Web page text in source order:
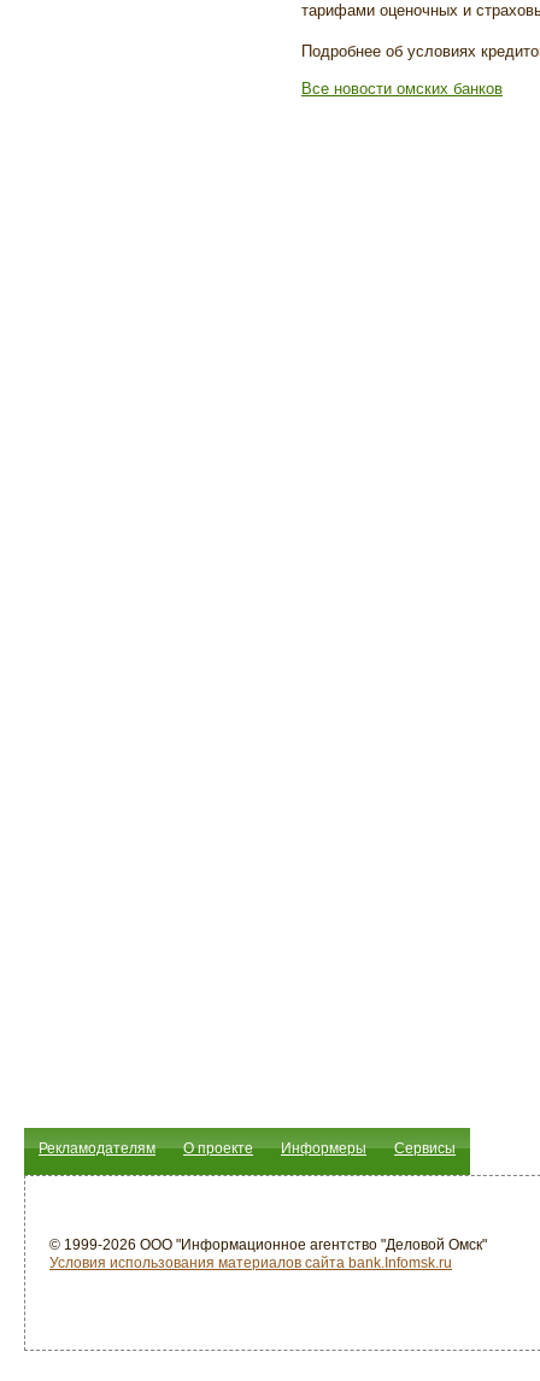
тарифами оценочных и
Подробнее об условиях
Все новости омских банков
Рекламодателям О проекте Информеры Сервисы
© 1999-2026 ООО "Информационное агентство "Деловой Омск"
Условия использования материалов сайта bank.Infomsk.ru